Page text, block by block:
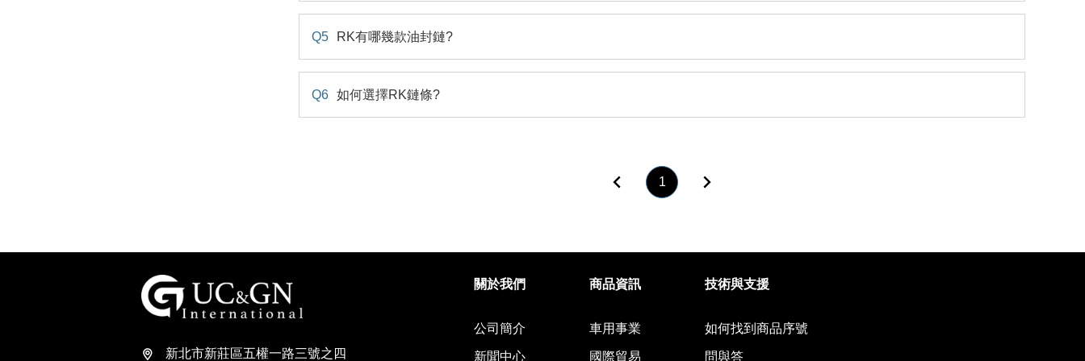
Q5 RK有哪幾款油封鏈?
Q6 如何選擇RK鏈條?
回上頁
1
新北市新莊區五權一路三號之四
關於我們
公司簡介
新聞中心
商品資訊
車用事業
國際貿易
技術與支援
如何找到商品序號
問與答